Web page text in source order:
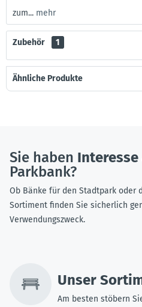
zum... mehr
Zubehör 1
Ähnliche Produkte
Sie haben Interesse
Parkbank?
Ob Bänke für den Stadtpark oder
Sortiment finden Sie sicherlich
Verwendungszweck.
Unser
Am besten stöbern